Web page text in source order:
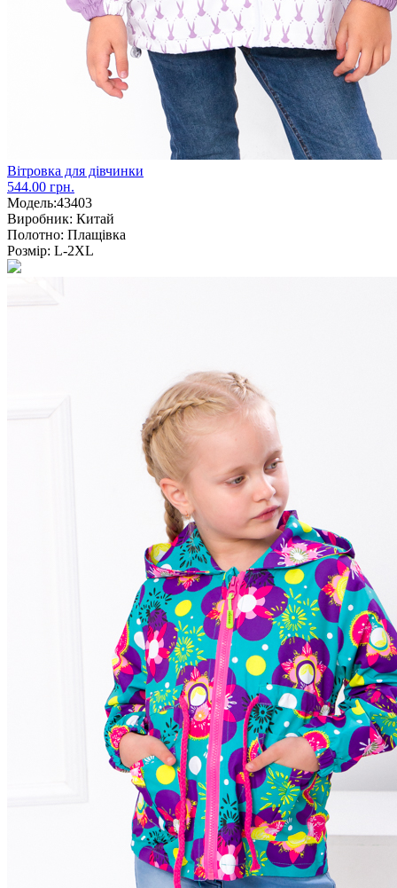
Вітровка для дівчинки
544.00 грн.
Модель:43403
Виробник: Китай
Полотно: Плащівка
Розмір: L-2XL